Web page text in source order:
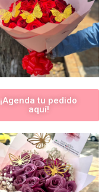
¡Agenda tu pedido
aquí!